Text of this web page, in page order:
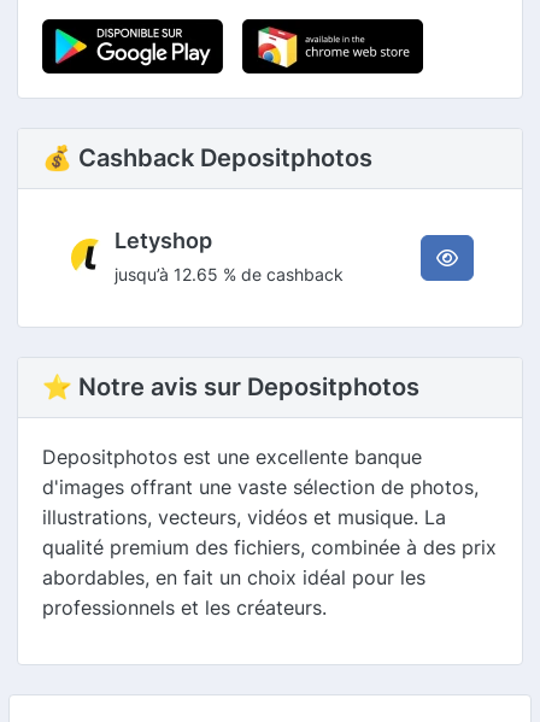
💰 Cashback Depositphotos
Letyshop
jusqu’à 12.65 % de cashback
⭐ Notre avis sur Depositphotos
Depositphotos est une excellente banque
d'images offrant une vaste sélection de photos,
illustrations, vecteurs, vidéos et musique. La
qualité premium des fichiers, combinée à des prix
abordables, en fait un choix idéal pour les
professionnels et les créateurs.